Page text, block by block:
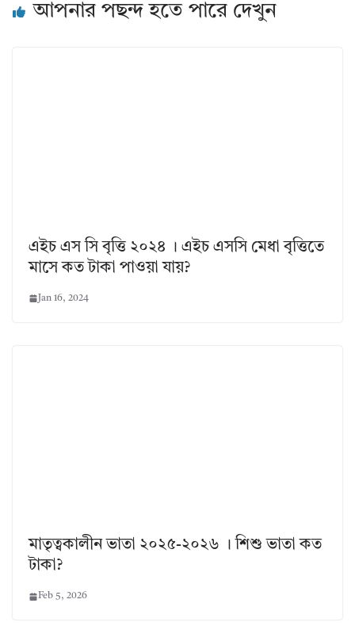
আপনার পছন্দ হতে পারে দেখুন
এইচ এস সি বৃত্তি ২০২৪ । এইচ এসসি মেধা বৃত্তিতে
মাসে কত টাকা পাওয়া যায়?
Jan 16, 2024
মাতৃত্বকালীন ভাতা ২০২৫-২০২৬ । শিশু ভাতা কত
টাকা?
Feb 5, 2026